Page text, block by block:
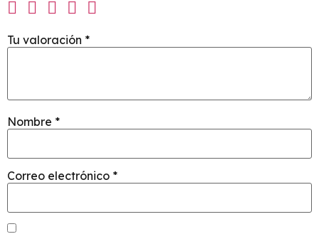
Tu valoración *
Nombre *
Correo electrónico *